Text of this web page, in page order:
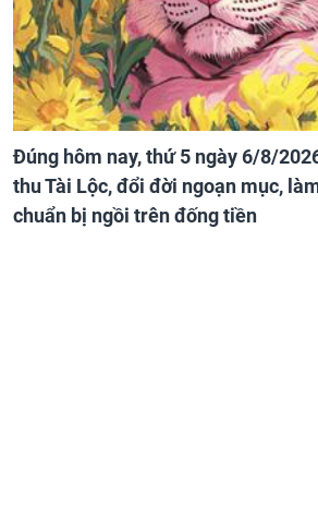
Đúng hôm nay, thứ 5 ngày 6/8/
thu Tài Lộc, đổi đời ngoạn mục,
chuẩn bị ngồi trên đống tiền